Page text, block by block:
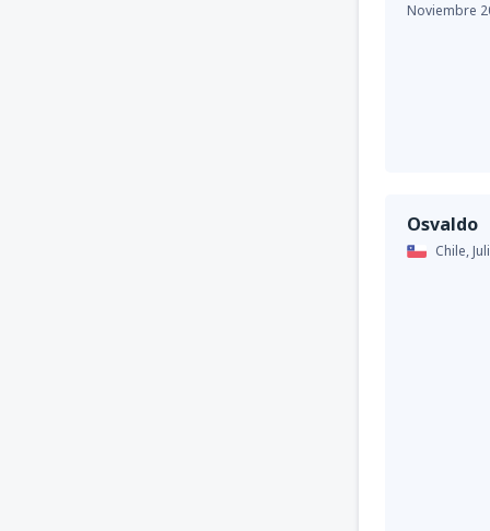
Noviembre
Osvaldo
Chile,